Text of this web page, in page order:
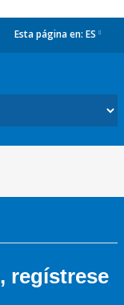
Esta página en: ES
regístrese